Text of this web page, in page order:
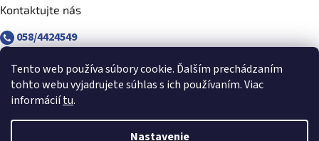
Tento web používa súbory cookie. Ďalším prechádzaním
tohto webu vyjadrujete súhlas s ich používaním. Viac
informáciítu.
Nastavenie
Kontaktujte nás
058/4424549
revuca@majsterpapier.sk